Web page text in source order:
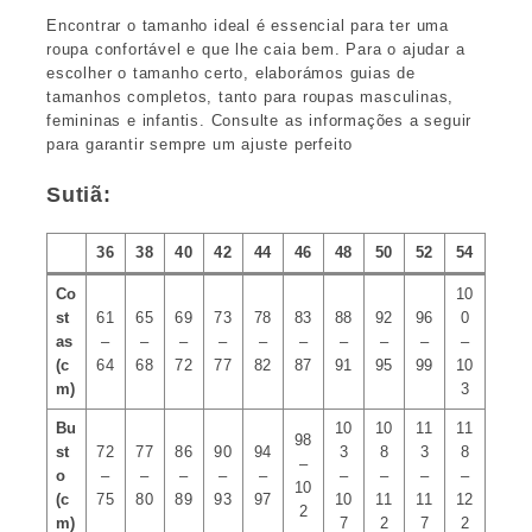
Encontrar o tamanho ideal é essencial para ter uma
roupa confortável e que lhe caia bem. Para o ajudar a
escolher o tamanho certo, elaborámos guias de
tamanhos completos, tanto para roupas masculinas,
femininas e infantis. Consulte as informações a seguir
para garantir sempre um ajuste perfeito
Sutiã:
36 38 40 42 44 46 48 50 52 54
Co
st
as
(c
m)
61
–
64
65
–
68
69
–
72
73
–
77
78
–
82
83
–
87
88
–
91
92
–
95
96
–
99
10
0
–
10
3
Bu
st
o
(c
m)
72
–
75
77
–
80
86
–
89
90
–
93
94
–
97
98
–
10
2
10
3
–
10
7
10
8
–
11
2
11
3
–
11
7
11
8
–
12
2